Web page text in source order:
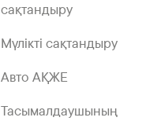
сақтандыру
Мүлікті сақтандыру
Авто АҚЖЕ
Тасымалдаушының